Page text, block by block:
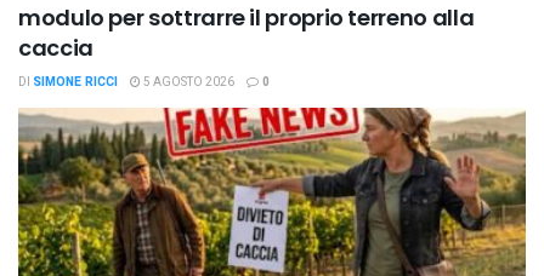
modulo per sottrarre il proprio terreno alla
caccia
DI SIMONE RICCI 5 AGOSTO 2026 0